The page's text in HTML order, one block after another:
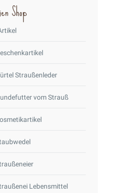
Shop
Straußenleder
vom Strauß
Lebensmittel